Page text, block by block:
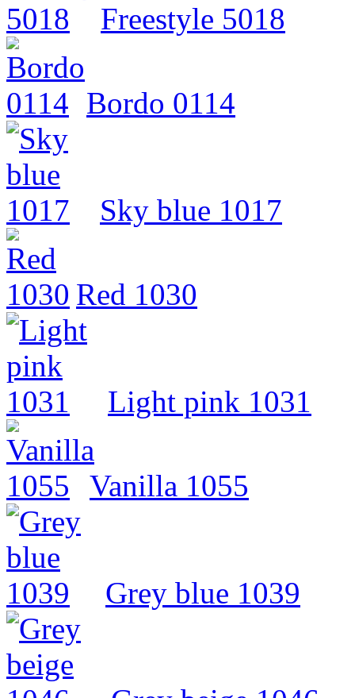
Freestyle 5018
Bordo 0114
Sky blue 1017
Red 1030
Light pink 1031
Vanilla 1055
Grey blue 1039